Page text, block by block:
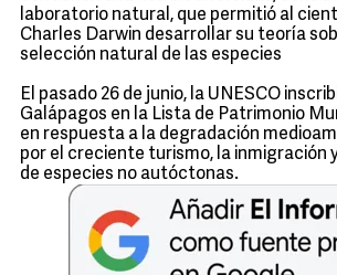
laboratorio natural, que permitió al
Charles Darwin desarrollar su teoría
selección natural de las especies
El pasado 26 de junio, la UNESCO
Galápagos en la Lista de Patrimonio
en respuesta a la degradación
por el creciente turismo, la inmigración
de especies no autóctonas.